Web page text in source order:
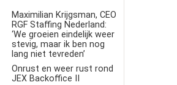
Maximilian Krijgsman, CEO
RGF Staffing Nederland:
‘We groeien eindelijk weer
stevig, maar ik ben nog
lang niet tevreden’
Onrust en weer rust rond
JEX Backoffice II